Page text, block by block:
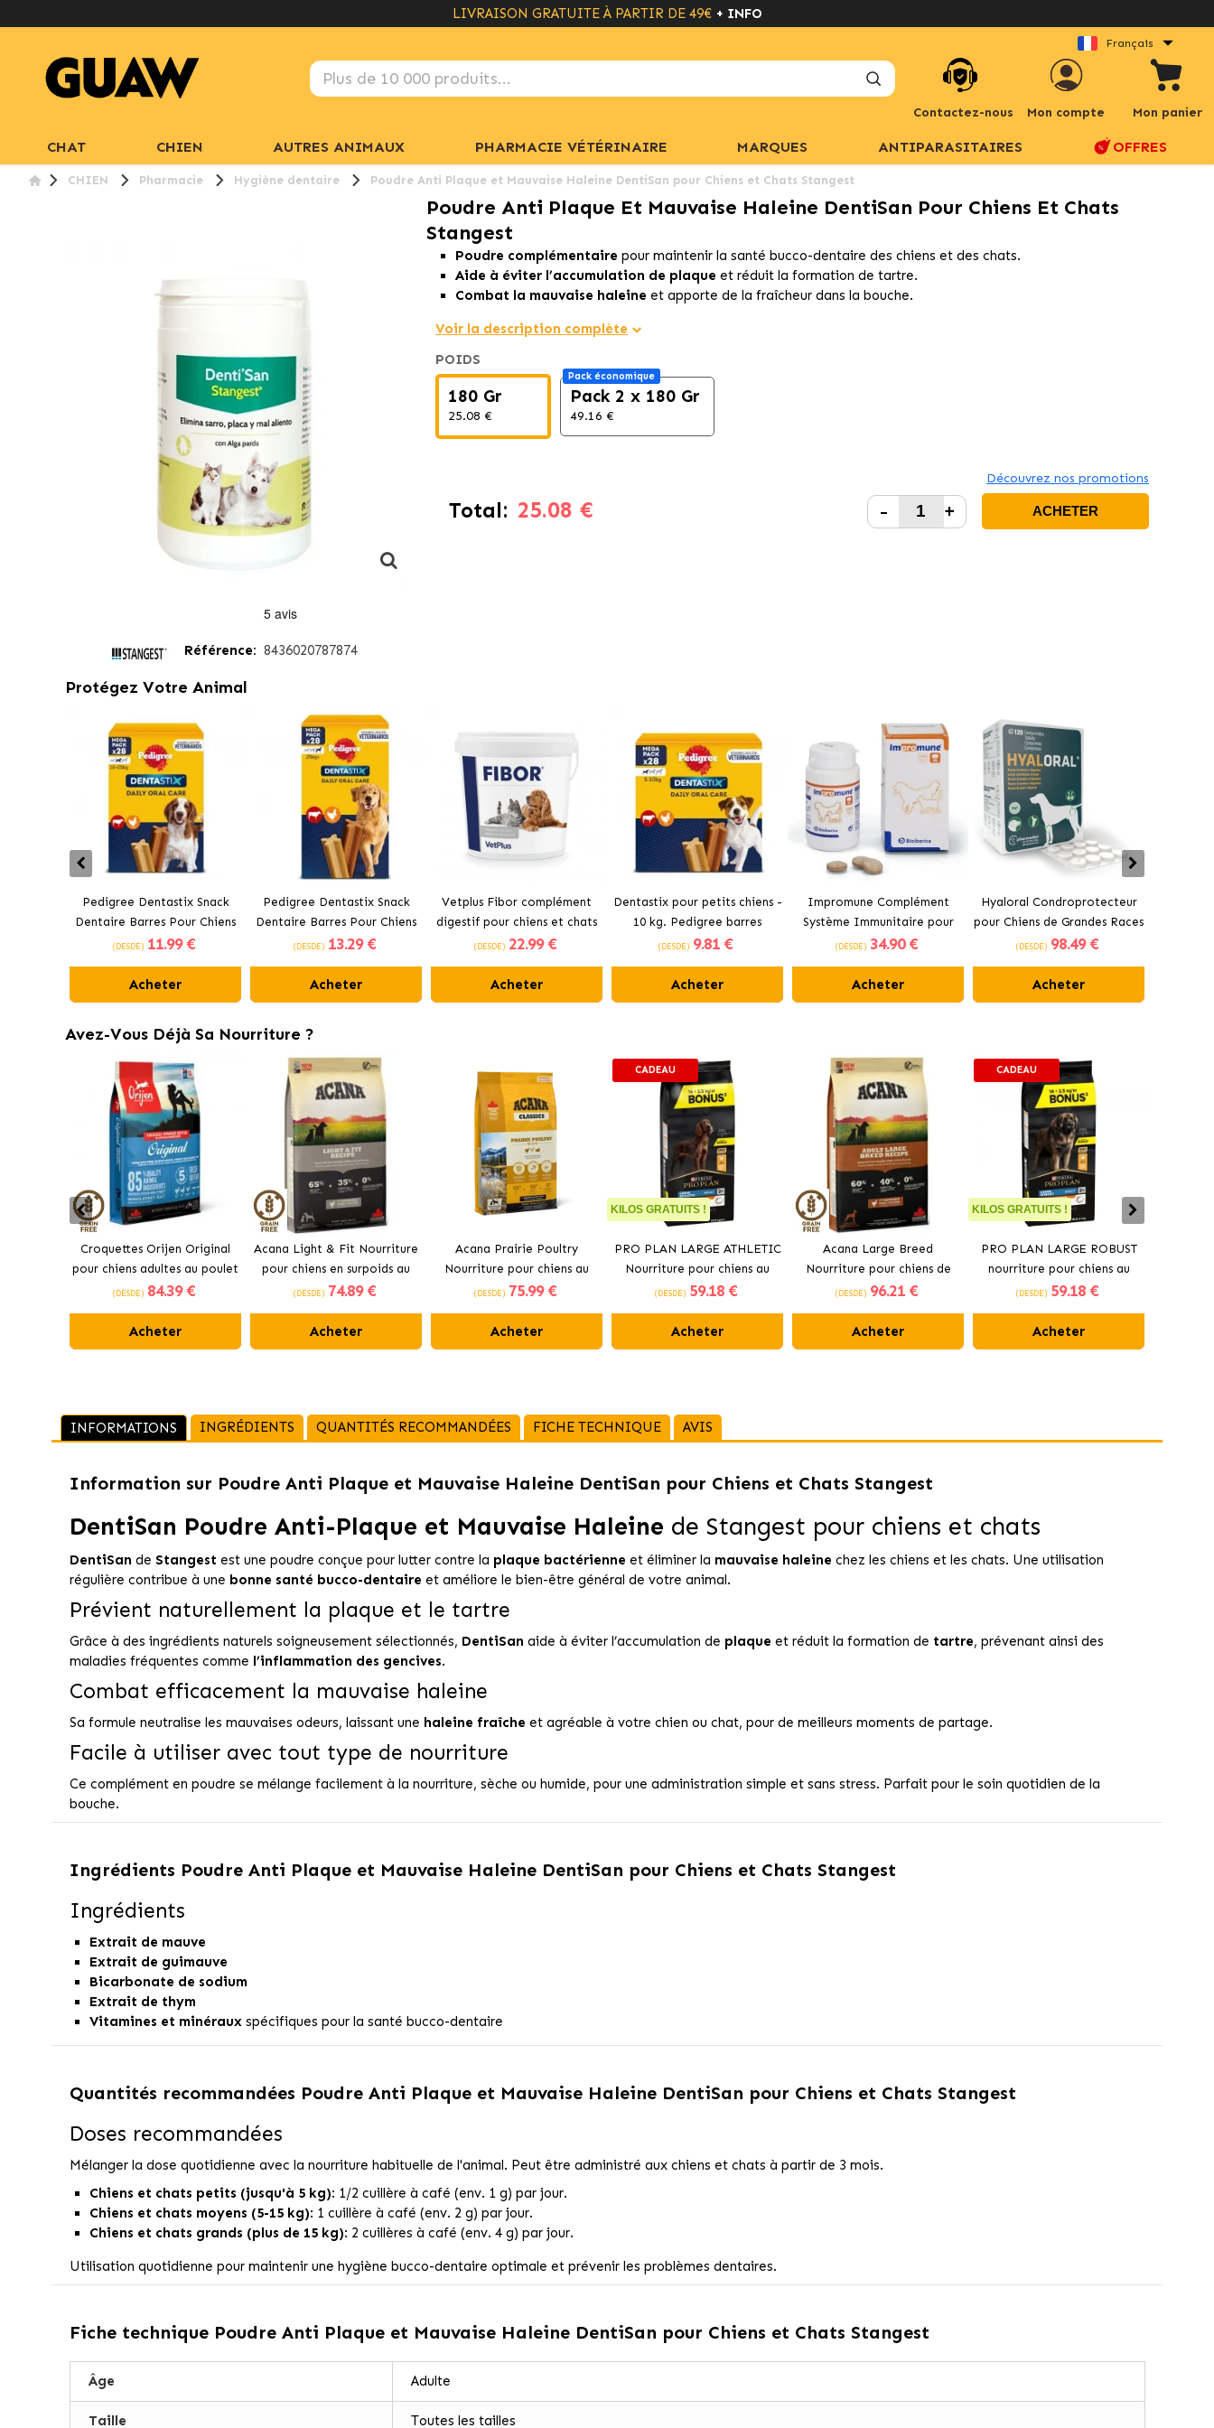
LIVRAISON GRATUITE À PARTIR DE 49€ + INFO
Français
Contactez-nous Mon compte Mon panier
CHAT CHIEN AUTRES ANIMAUX PHARMACIE VÉTÉRINAIRE MARQUES ANTIPARASITAIRES OFFRES
CHIEN Pharmacie Hygiène dentaire Poudre Anti Plaque et Mauvaise Haleine DentiSan pour Chiens et Chats Stangest
Poudre Anti Plaque Et Mauvaise Haleine DentiSan Pour Chiens Et Chats
Stangest
Référence: 8436020787874
Poudre complémentaire pour maintenir la santé bucco-dentaire des chiens et des chats.
Aide à éviter l’accumulation de plaque et réduit la formation de tartre.
Combat la mauvaise haleine et apporte de la fraîcheur dans la bouche.
Voir la description complète
POIDS
180 Gr
25.08 €
Pack économique
Pack 2 x 180 Gr
49.16 €
Découvrez nos promotions
Total: 25.08 € - + ACHETER
Protégez Votre Animal
Pedigree Dentastix Snack
Dentaire Barres Pour Chiens
Moyens 10-25 kg
(DESDE) 11.99 €
Acheter
Pedigree Dentastix Snack
Dentaire Barres Pour Chiens
Grands +25 kg
(DESDE) 13.29 €
Acheter
Vetplus Fibor complément
digestif pour chiens et chats
(DESDE) 22.99 €
Acheter
Dentastix pour petits chiens -
10 kg. Pedigree barres
dentaires.
(DESDE) 9.81 €
Acheter
Impromune Complément
Système Immunitaire pour
Chiens et Chats Comprimés
(DESDE) 34.90 €
Acheter
Hyaloral Condroprotecteur
pour Chiens de Grandes Races
Pharmadiet
(DESDE) 98.49 €
Acheter
Avez-Vous Déjà Sa Nourriture ?
Croquettes Orijen Original
pour chiens adultes au poulet
(DESDE) 84.39 €
Acheter
Acana Light & Fit Nourriture
pour chiens en surpoids au
poulet frais
(DESDE) 74.89 €
Acheter
Acana Prairie Poultry
Nourriture pour chiens au
poulet frais
(DESDE) 75.99 €
Acheter
CADEAU
KILOS GRATUITS !
PRO PLAN LARGE ATHLETIC
Nourriture pour chiens au
poulet
(DESDE) 59.18 €
Acheter
Acana Large Breed
Nourriture pour chiens de
grandes races au poulet
(DESDE) 96.21 €
Acheter
CADEAU
KILOS GRATUITS !
PRO PLAN LARGE ROBUST
nourriture pour chiens au
poulet
(DESDE) 59.18 €
Acheter
INFORMATIONS INGRÉDIENTS QUANTITÉS RECOMMANDÉES FICHE TECHNIQUE AVIS
Information sur Poudre Anti Plaque et Mauvaise Haleine DentiSan pour Chiens et Chats Stangest
DentiSan Poudre Anti-Plaque et Mauvaise Haleine de Stangest pour chiens et chats
DentiSan de Stangest est une poudre conçue pour lutter contre la plaque bactérienne et éliminer la mauvaise haleine chez les chiens et les chats. Une utilisation
régulière contribue à une bonne santé bucco-dentaire et améliore le bien-être général de votre animal.
Prévient naturellement la plaque et le tartre
Grâce à des ingrédients naturels soigneusement sélectionnés, DentiSan aide à éviter l’accumulation de plaque et réduit la formation de tartre, prévenant ainsi des
maladies fréquentes comme l’inflammation des gencives.
Combat efficacement la mauvaise haleine
Sa formule neutralise les mauvaises odeurs, laissant une haleine fraîche et agréable à votre chien ou chat, pour de meilleurs moments de partage.
Facile à utiliser avec tout type de nourriture
Ce complément en poudre se mélange facilement à la nourriture, sèche ou humide, pour une administration simple et sans stress. Parfait pour le soin quotidien de la
bouche.
Ingrédients Poudre Anti Plaque et Mauvaise Haleine DentiSan pour Chiens et Chats Stangest
Ingrédients
Extrait de mauve
Extrait de guimauve
Bicarbonate de sodium
Extrait de thym
Vitamines et minéraux spécifiques pour la santé bucco-dentaire
Quantités recommandées Poudre Anti Plaque et Mauvaise Haleine DentiSan pour Chiens et Chats Stangest
Doses recommandées
Mélanger la dose quotidienne avec la nourriture habituelle de l'animal. Peut être administré aux chiens et chats à partir de 3 mois.
Chiens et chats petits (jusqu'à 5 kg): 1/2 cuillère à café (env. 1 g) par jour.
Chiens et chats moyens (5-15 kg): 1 cuillère à café (env. 2 g) par jour.
Chiens et chats grands (plus de 15 kg): 2 cuillères à café (env. 4 g) par jour.
Utilisation quotidienne pour maintenir une hygiène bucco-dentaire optimale et prévenir les problèmes dentaires.
Fiche technique Poudre Anti Plaque et Mauvaise Haleine DentiSan pour Chiens et Chats Stangest
Âge Adulte
Taille Toutes les tailles